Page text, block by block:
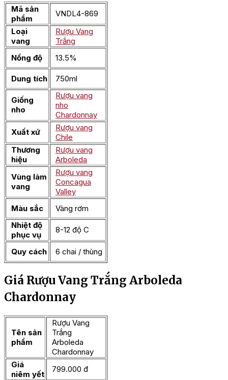
Mã sản
phẩm
VNDL4-869
Loại
vang
Rượu Vang
Trắng
Nồng độ
13.5%
Dung tích 750ml
Giống
nho
Rượu vang
nho
Chardonnay
Xuất xứ
Rượu vang
Chile
Thương
hiệu
Rượu vang
Arboleda
Vùng làm
vang
Rượu vang
Concagua
Valley
Màu sắc
Vàng rơm
Nhiệt độ
phục vụ
8-12 độ C
Quy cách 6 chai / thùng
Giá Rượu Vang Trắng Arboleda
Chardonnay
Tên sản
phẩm
Rượu Vang
Trắng
Arboleda
Chardonnay
Giá
niêm yết
799.000 đ